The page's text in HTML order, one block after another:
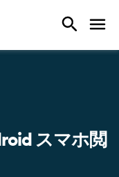
スマホ閲